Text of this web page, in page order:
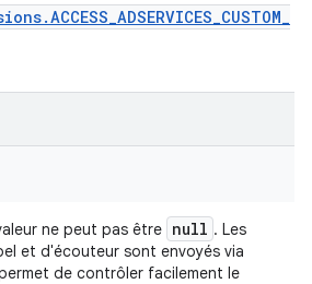
ne peut pas être null . Les
et d'écouteur sont envoyés via
de contrôler facilement le